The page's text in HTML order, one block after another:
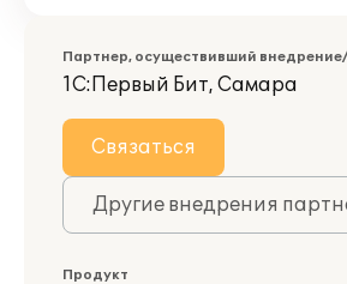
Партнер, осуществивший
1С:Первый Бит, Самара
Связаться
Другие внедрения
Продукт